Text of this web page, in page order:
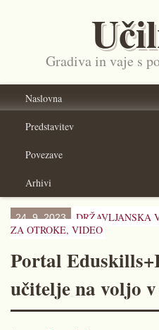
Gradiva in vaje s
Naslovna
Predstavitev
Povezave
Arhivi
24. 9. 2023 DRŽAVLJANSKA
ZA OTROKE, VIDEO
Portal
učitelje na voljo